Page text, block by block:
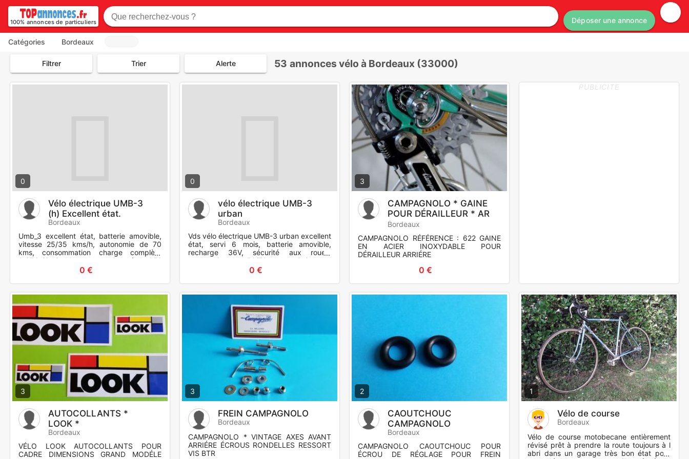
100% annonces de particuliers Déposer une annonce
Catégories Bordeaux
Filtrer Trier Alerte 53 annonces vélo à Bordeaux (33000)
0
Vélo électrique UMB-3
(h) Excellent état.
Bordeaux
Umb_3 excellent état, batterie amovible,
vitesse 25/35 kms/h, autonomie de 70
kms, consommation charge complète
0,07€ (2 h), bleu, homme jusquà 1m85?
Prix neuf 2200€ acheté il y a
0 €
0
vélo électrique UMB-3
urban
Bordeaux
Vds vélo électrique UMB-3 urban excellent
état, servi 6 mois, batterie amovible,
recharge 36V, sécurité aux roues,
autonomie de 50/70 kms. Puissance
25/30 kms/h. convient à homme c
0 €
3
CAMPAGNOLO * GAINE
POUR DÉRAILLEUR * AR
*
Bordeaux
CAMPAGNOLO RÉFÉRENCE : 622 GAINE
EN ACIER INOXYDABLE POUR
DÉRAILLEUR ARRIÉRE
0 €
PUBLICITE
3
AUTOCOLLANTS *
LOOK *
Bordeaux
VÉLO LOOK AUTOCOLLANTS POUR
CADRE DIMENSIONS GRAND MODÉLE
3
FREIN CAMPAGNOLO
Bordeaux
CAMPAGNOLO * VINTAGE AXES AVANT
ARRIÉRE ÉCROUS RONDELLES RESSORT
VIS BTR
2
CAOUTCHOUC
CAMPAGNOLO
Bordeaux
CAMPAGNOLO CAOUTCHOUC POUR
ÉCROU DE RÉGLAGE POUR FREIN
1
Vélo de course
Bordeaux
Vélo de course motobecane entièrement
révisé prêt à prendre la route toujours à l
abri dans un garage très bon état pour